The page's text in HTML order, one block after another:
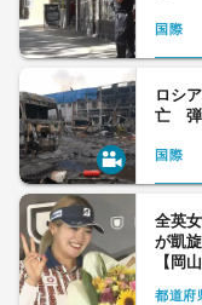
国際
ロシ
亡 弾
国際
全英
が凱
【岡山
都道府